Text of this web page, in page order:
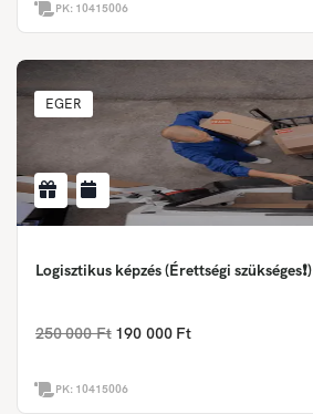
PK: 10415006
EGER
Logisztikus képzés (Érettségi szükséges❗)
250 000 Ft 190 000 Ft
PK: 10415006